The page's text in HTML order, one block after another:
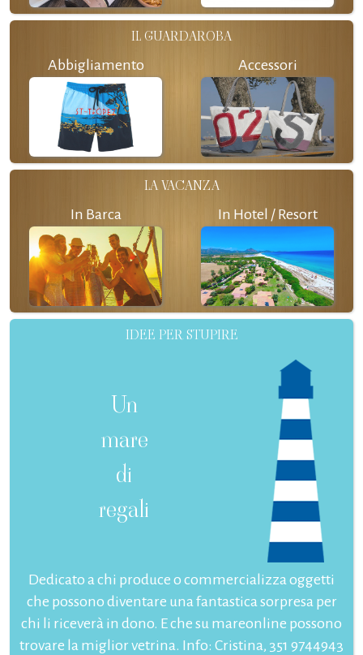
IL GUARDAROBA
Abbigliamento Accessori
LA VACANZA
In Barca In Hotel / Resort
IDEE PER STUPIRE
Un
mare
di
regali
Dedicato a chi produce o commercializza oggetti
che possono diventare una fantastica sorpresa per
chi li riceverà in dono. E che su mareonline possono
trovare la miglior vetrina. Info: Cristina, 351 9744943